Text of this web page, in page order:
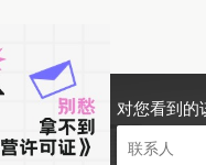
对您看到的